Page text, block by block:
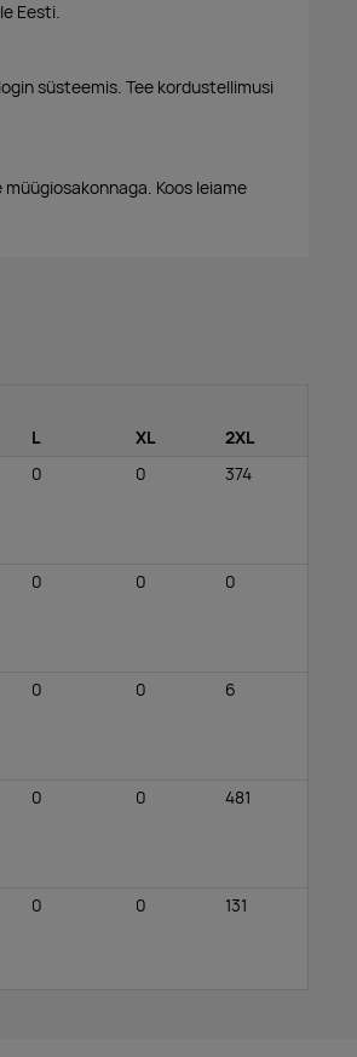
Eesti.
süsteemis. Tee kordustellimusi
Koos leiame
L XL 2XL
0 0 374
0 0 0
0 0 6
0 0 481
0 0 131